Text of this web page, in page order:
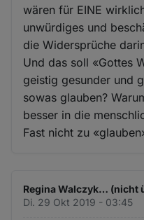
wären für EINE
unwürdiges und
die Widersprüche
Und das soll «Gottes
geistig gesunder und
sowas glauben?
besser in die
Fast nicht zu
Regina Walczyk… (nicht
Di. 29 Okt 2019 - 03:45